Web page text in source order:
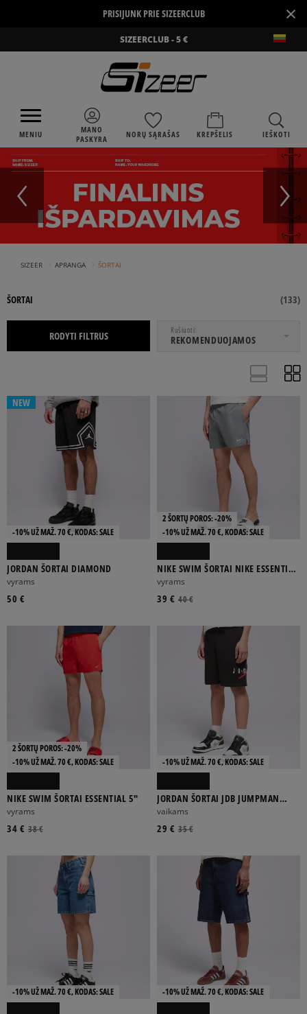
PRISIJUNK PRIE SIZEERCLUB ×
SIZEERCLUB - 5 €
MENIU
MANO
PASKYRA
NORŲ SĄRAŠAS KREPŠELIS IEŠKOTI
SIZEER APRANGA ŠORTAI
ŠORTAI (133)
RODYTI FILTRUS Rušiuoti
REKOMENDUOJAMOS
NUO IKI
Rodyti daugiau
SET10 SET12
Rodyti daugiau
ALPHA INDUSTRIES CHAMPION DICKIES
MEDVILNĖ SINTETIKA
Rodyti daugiau
BALTA GELTONA JUODA
DRYŽUOTAS GRAFINIS VIENSPALVIS
NEW
-10% UŽ MAŽ. 70 €, KODAS: SALE
JORDAN ŠORTAI DIAMOND
vyrams
50 €
2 ŠORTŲ POROS: -20%
-10% UŽ MAŽ. 70 €, KODAS: SALE
NIKE SWIM ŠORTAI NIKE ESSENTIAL
5" SHORTS
vyrams
40 €
39 €
2 ŠORTŲ POROS: -20%
-10% UŽ MAŽ. 70 €, KODAS: SALE
NIKE SWIM ŠORTAI ESSENTIAL 5"
vyrams
38 €
34 €
-10% UŽ MAŽ. 70 €, KODAS: SALE
JORDAN ŠORTAI JDB JUMPMAN
SUSTAINABLE SHORT BOY
vaikams
35 €
29 €
-10% UŽ MAŽ. 70 €, KODAS: SALE -10% UŽ MAŽ. 70 €, KODAS: SALE